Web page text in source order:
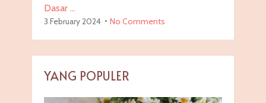
Dasar …
3 February 2024 No Comments
YANG POPULER